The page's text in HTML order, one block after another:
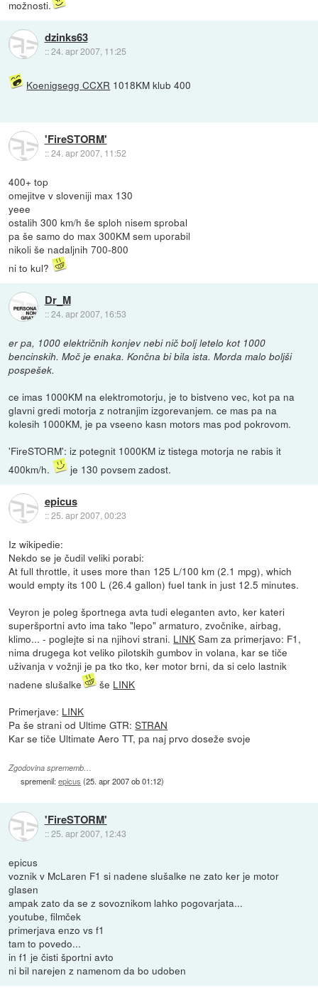
možnosti.
dzinks63
::24. apr 2007, 11:25
Koenigsegg CCXR 1018KM klub 400
'FireSTORM'
::24. apr 2007, 11:52
400+ top
omejitve v sloveniji max 130
yeee
ostalih 300 km/h še sploh nisem sprobal
pa še samo do max 300KM sem uporabil
nikoli še nadaljnih 700-800
ni to kul?
Dr_M
::24. apr 2007, 16:53
er pa, 1000 električnih konjev nebi nič bolj letelo kot 1000
bencinskih. Moč je enaka. Končna bi bila ista. Morda malo boljši
pospešek.
ce imas 1000KM na elektromotorju, je to bistveno vec, kot pa na
glavni gredi motorja z notranjim izgorevanjem. ce mas pa na
kolesih 1000KM, je pa vseeno kasn motors mas pod pokrovom.
'FireSTORM': iz potegnit 1000KM iz tistega motorja ne rabis it
400km/h.
je 130 povsem zadost.
epicus
::25. apr 2007, 00:23
Iz wikipedie:
Nekdo se je čudil veliki porabi:
At full throttle, it uses more than 125 L/100 km (2.1 mpg), which
would empty its 100 L (26.4 gallon) fuel tank in just 12.5 minutes.
Veyron je poleg športnega avta tudi eleganten avto, ker kateri
superšportni avto ima tako "lepo" armaturo, zvočnike, airbag,
klimo... - poglejte si na njihovi strani. LINK Sam za primerjavo: F1,
nima drugega kot veliko pilotskih gumbov in volana, kar se tiče
uživanja v vožnji je pa tko tko, ker motor brni, da si celo lastnik
nadene slušalke
še LINK
Primerjave: LINK
Pa še strani od Ultime GTR:STRAN
Kar se tiče Ultimate Aero TT, pa naj prvo doseže svoje
Zgodovina sprememb…
spremenil:epicus (25. apr 2007 ob 01:12)
'FireSTORM'
::25. apr 2007, 12:43
epicus
voznik v McLaren F1 si nadene slušalke ne zato ker je motor
glasen
ampak zato da se z sovoznikom lahko pogovarjata...
youtube, filmček
primerjava enzo vs f1
tam to povedo...
in f1 je čisti športni avto
ni bil narejen z namenom da bo udoben